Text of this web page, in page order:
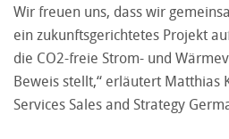
Wir freuen uns, dass wir
ein zukunftsgerichtetes Projekt
die CO2-freie Strom- und
Beweis stellt,“ erläutert Matthias
Services Sales and Strategy